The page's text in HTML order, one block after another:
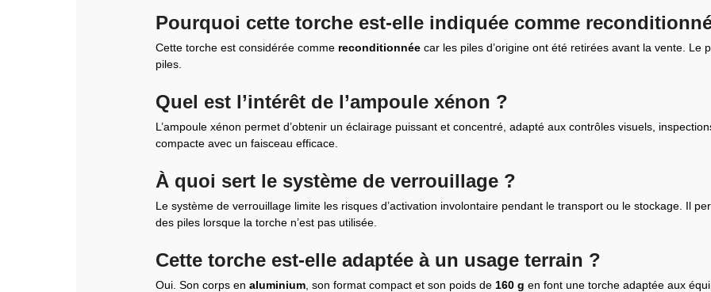
Pourquoi cette torche est-elle indiquée comme
Cette torche est considérée comme reconditionnée car les piles d’origine ont été retirées avant la vente. Le
piles.
Quel est l’intérêt de l’ampoule xénon ?
L’ampoule xénon permet d’obtenir un éclairage puissant et concentré, adapté aux contrôles visuels,
compacte avec un faisceau efficace.
À quoi sert le système de verrouillage ?
Le système de verrouillage limite les risques d’activation involontaire pendant le transport ou le stockage. Il
des piles lorsque la torche n’est pas utilisée.
Cette torche est-elle adaptée à un usage terrain ?
Oui. Son corps en aluminium , son format compact et son poids de 160 g en font une torche adaptée aux